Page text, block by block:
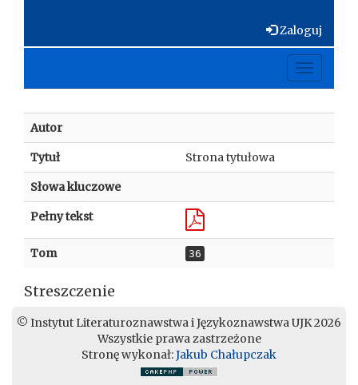
Zaloguj
Toggle
Autor
Tytuł Strona tytułowa
Słowa kluczowe
Pełny tekst
Tom 36
Streszczenie
© Instytut Literaturoznawstwa i Językoznawstwa UJK 2026
Wszystkie prawa zastrzeżone
Stronę wykonał:Jakub Chałupczak